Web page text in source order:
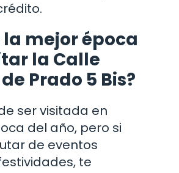
la mejor época
la Calle
Prado 5 Bis?
ser visitada en
del año, pero si
de eventos
te